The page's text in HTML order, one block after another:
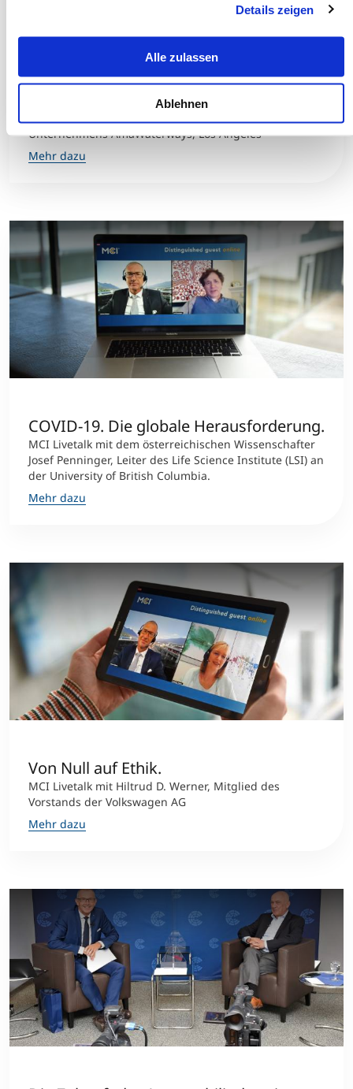
Details zeigen
Alle zulassen
Ablehnen
Globale Reisen: Wie geht es weiter?
MCI-Livetalk mit Rudi Schreiner, Präsident &
Mitbegründer des renommierten Flusskreuzfahrt-
Unternehmens AmaWaterways, Los Angeles
Mehr dazu
COVID-19. Die globale Herausforderung.
MCI Livetalk mit dem österreichischen Wissenschafter
Josef Penninger, Leiter des Life Science Institute (LSI) an
der University of British Columbia.
Mehr dazu
Von Null auf Ethik.
MCI Livetalk mit Hiltrud D. Werner, Mitglied des
Vorstands der Volkswagen AG
Mehr dazu